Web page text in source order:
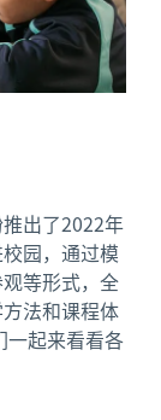
出了2022年
园，通过模
等形式，全
法和课程体
一起来看看各